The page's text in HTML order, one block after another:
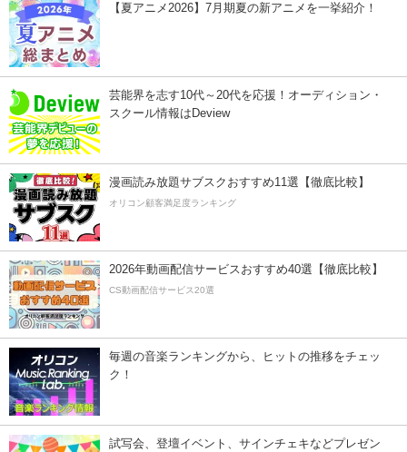
【夏アニメ2026】7月期夏の新アニメを一挙紹介！
芸能界を志す10代～20代を応援！オーディション・
スクール情報はDeview
漫画読み放題サブスクおすすめ11選【徹底比較】
オリコン顧客満足度ランキング
2026年動画配信サービスおすすめ40選【徹底比較】
CS動画配信サービス20選
毎週の音楽ランキングから、ヒットの推移をチェッ
ク！
試写会、登壇イベント、サインチェキなどプレゼン